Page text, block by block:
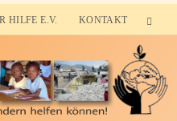
HILFE E.V. KONTAKT